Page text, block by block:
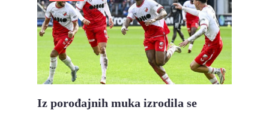
Iz porođajnih muka izrodila se